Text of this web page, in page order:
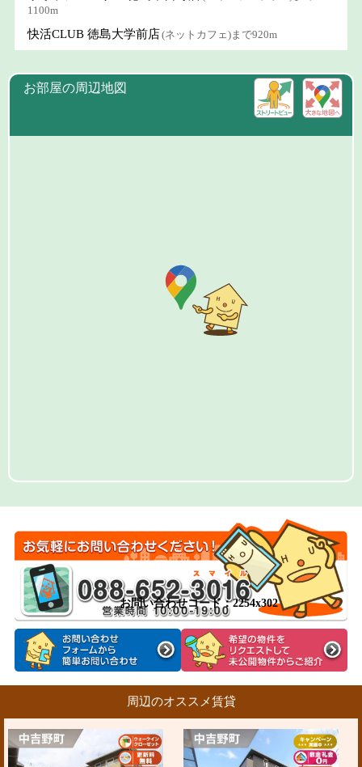
1100m
快活CLUB 徳島大学前店(ネットカフェ)まで920m
お部屋の周辺地図
お問い合わせコード：2254x302
周辺のオススメ賃貸